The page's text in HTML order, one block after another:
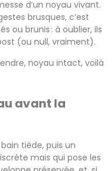
d’un noyau vivant.
brusques, c’est
ou brunis : à oublier, ils
(ou null, vraiment).
noyau intact, voilà
avant la
tiède, puis un
mais qui pose les